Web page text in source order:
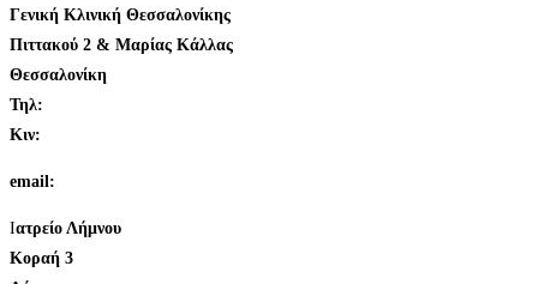
Γενική Κλινική Θεσσαλονίκης
Πιττακού 2 & Μαρίας Κάλλας
Θεσσαλονίκη
Τηλ:
Κιν:
email:
Ιατρείο Λήμνου
Κοραή 3